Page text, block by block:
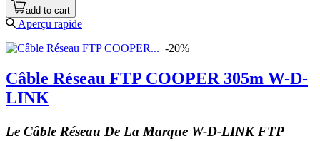
add to cart
Aperçu rapide
-20%
Câble Réseau FTP COOPER 305m W-D-
LINK
Le Câble Réseau De La Marque W-D-LINK FTP